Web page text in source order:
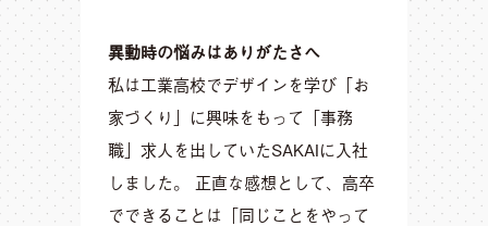
異動時の悩みはありがたさへ
私は工業高校でデザインを学び「お
家づくり」に興味をもって「事務
職」求人を出していたSAKAIに入社
しました。 正直な感想として、高卒
でできることは「同じことをやって